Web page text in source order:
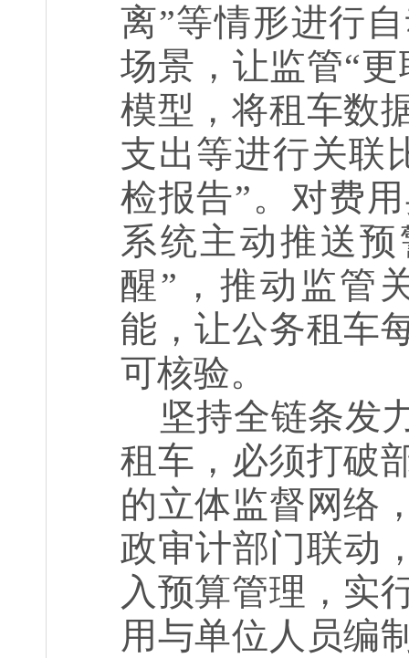
离”等情形进行
场景，让监管“
模型，将租车数
支出等进行关联
检报告”。对费
系统主动推送
醒”，推动监管
能，让公务租车
可核验。
坚持全链条发
租车，必须打破
的立体监督网络
政审计部门联动
入预算管理，实
用与单位人员编